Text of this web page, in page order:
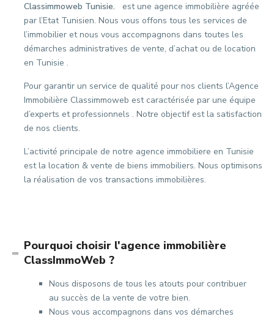
Classimmoweb Tunisie. est une agence immobilière agréée
par l’Etat Tunisien. Nous vous offons tous les services de
l’immobilier et nous vous accompagnons dans toutes les
démarches administratives de vente, d’achat ou de location
en Tunisie .
Pour garantir un service de qualité pour nos clients l’Agence
Immobilière Classimmoweb est caractérisée par une équipe
d’experts et professionnels . Notre objectif est la satisfaction
de nos clients.
L’activité principale de notre agence immobiliere en Tunisie
est la location & vente de biens immobiliers. Nous optimisons
la réalisation de vos transactions immobilières.
Pourquoi choisir l'agence immobilière
ClassImmoWeb ?
Nous disposons de tous les atouts pour contribuer
au succès de la vente de votre bien.
Nous vous accompagnons dans vos démarches